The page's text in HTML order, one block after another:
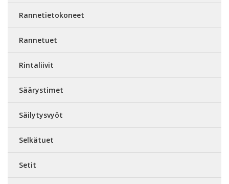
Rannetietokoneet
Rannetuet
Rintaliivit
Säärystimet
Säilytysvyöt
Selkätuet
Setit